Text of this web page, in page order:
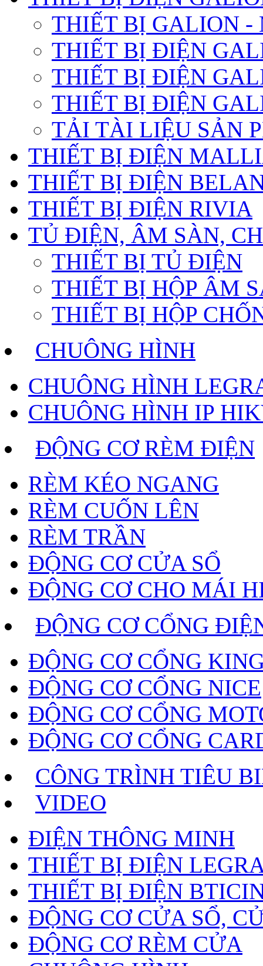
THIẾT BỊ GALION -
THIẾT BỊ ĐIỆN
THIẾT BỊ ĐIỆN
THIẾT BỊ ĐIỆN
TẢI TÀI LIỆU SẢN
THIẾT BỊ ĐIỆN
THIẾT BỊ ĐIỆN
THIẾT BỊ ĐIỆN RIVIA
TỦ ĐIỆN, ÂM SÀN,
THIẾT BỊ TỦ ĐIỆN
THIẾT BỊ HỘP ÂM
THIẾT BỊ HỘP
CHUÔNG HÌNH
CHUÔNG HÌNH
CHUÔNG HÌNH IP
ĐỘNG CƠ RÈM ĐIỆN
RÈM KÉO NGANG
RÈM CUỐN LÊN
RÈM TRẦN
ĐỘNG CƠ CỬA SỔ
ĐỘNG CƠ CHO MÁI
ĐỘNG CƠ CỔNG
ĐỘNG CƠ CỔNG
ĐỘNG CƠ CỔNG NICE
ĐỘNG CƠ CỔNG
ĐỘNG CƠ CỔNG
CÔNG TRÌNH TIÊU
VIDEO
ĐIỆN THÔNG MINH
THIẾT BỊ ĐIỆN
THIẾT BỊ ĐIỆN
ĐỘNG CƠ CỬA SỔ,
ĐỘNG CƠ RÈM CỬA